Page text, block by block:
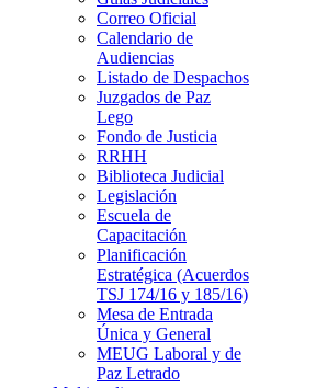
Correo Oficial
Calendario de
Audiencias
Listado de Despachos
Juzgados de Paz
Lego
Fondo de Justicia
RRHH
Biblioteca Judicial
Legislación
Escuela de
Capacitación
Planificación
Estratégica (Acuerdos
TSJ 174/16 y 185/16)
Mesa de Entrada
Única y General
MEUG Laboral y de
Paz Letrado